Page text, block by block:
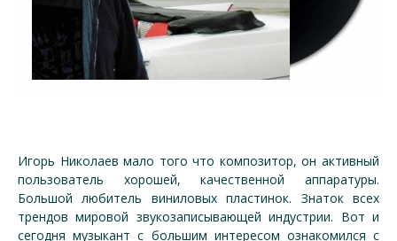
Игорь Николаев мало того что композитор, он активный
пользователь хорошей, качественной аппаратуры.
Большой любитель виниловых пластинок. Знаток всех
трендов мировой звукозаписывающей индустрии. Вот и
сегодня музыкант с большим интересом ознакомился с